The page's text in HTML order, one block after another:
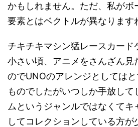
かもしれません。ただ、私がボ
要素とはベクトルが異なります
チキチキマシン猛レースカード
小さい頃、アニメをさんざん見
のでUNOのアレンジとしては
ものでしたがいつしか手放して
ムというジャンルではなくてキ
してコレクションしている方